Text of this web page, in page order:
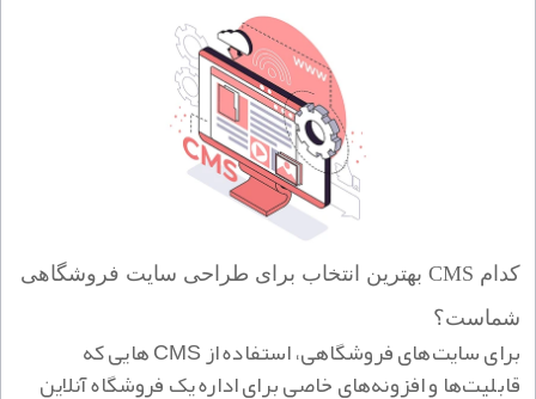
کدام CMS بهترین انتخاب برای طراحی سایت فروشگاهی
شماست؟
برای سایت‌های فروشگاهی، استفاده از CMS هایی که
قابلیت‌ها و افزونه‌های خاصی برای اداره یک فروشگاه آنلاین